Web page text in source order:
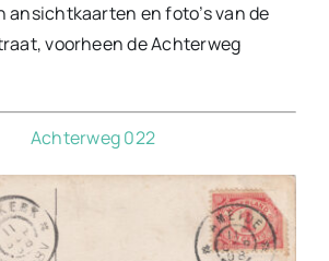
ansichtkaarten en foto’s van de
voorheen de Achterweg